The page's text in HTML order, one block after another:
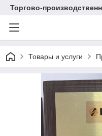
Торгово-
Товары и услуги